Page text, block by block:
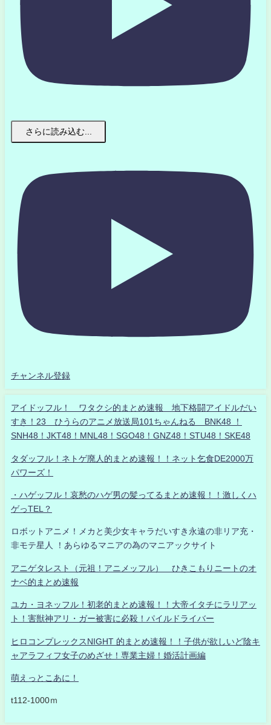
さらに読み込む...
チャンネル登録
アイドッフル！ ワタクシ的まとめ速報 地下格闘アイドルだい
すき！23 ひうらのアニメ放送局101ちゃんねる BNK48 ！
SNH48！JKT48！MNL48！SGO48！GNZ48！STU48！SKE48
タダッフル！ネトゲ廃人的まとめ速報！！ネット乞食DE2000万
パワーズ！
・ハゲッフル！哀愁のハゲ男の髪ってるまとめ速報！！激しくハ
ゲっTEL？
ロボットアニメ！メカと美少女キャラだいすき永遠の非リア充・
非モテ星人 ！あらゆるマニアの為のマニアックサイト
アニゲタレスト（元祖！アニメッフル） ひきこもりニートのオ
ナベ的まとめ速報
ユカ・ヨネッフル！初老的まとめ速報！！大帝イタチにラリアッ
ト！害獣神アリ・ガー被害に必殺！パイルドライバー
ヒロコンプレックスNIGHT 的まとめ速報！！子供が欲しいど陰キ
ャアラフィフ女子のめざせ！専業主婦！婚活計画編
萌えっとこあに！
t112-1000ｍ